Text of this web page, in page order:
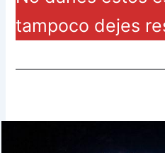
tampoco dejes